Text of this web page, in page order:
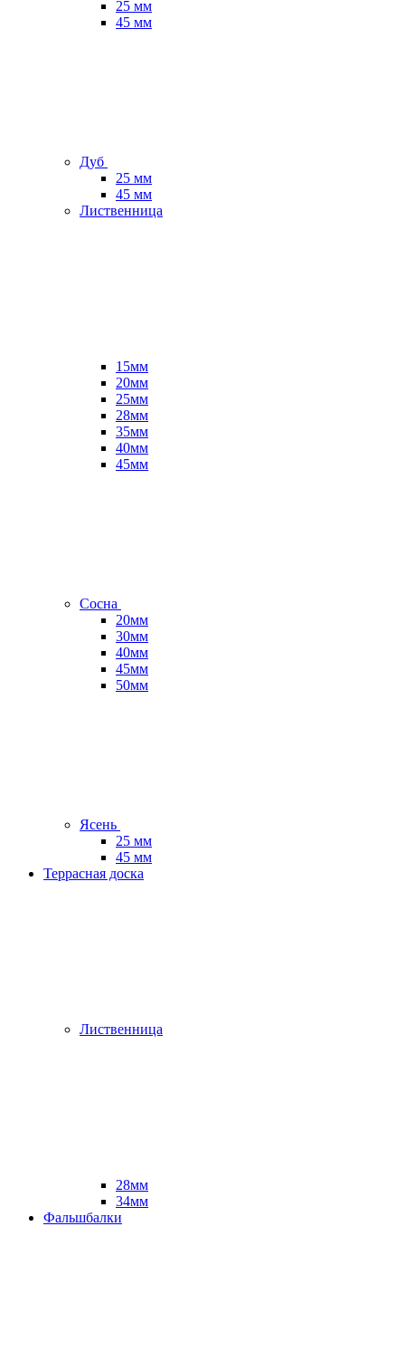
25 мм
45 мм
Дуб
25 мм
45 мм
Лиственница
15мм
20мм
25мм
28мм
35мм
40мм
45мм
Сосна
20мм
30мм
40мм
45мм
50мм
Ясень
25 мм
45 мм
Террасная доска
Лиственница
28мм
34мм
Фальшбалки